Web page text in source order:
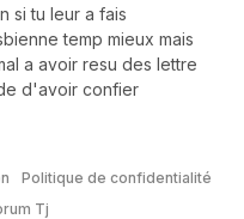
si tu leur a fais
temp mieux mais
a avoir resu des lettre
d'avoir confier
Politique de confidentialité
Tj